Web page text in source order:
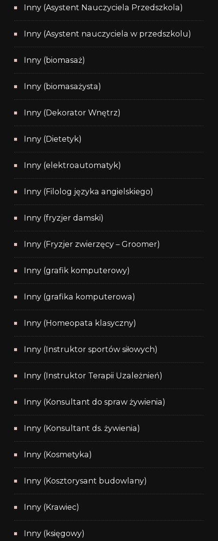
Inny (Asystent Nauczyciela Przedszkola)
Inny (Asystent nauczyciela w przedszkolu)
Inny (biomasaż)
Inny (biomasażysta)
Inny (Dekorator Wnętrz)
Inny (Dietetyk)
Inny (elektroautomatyk)
Inny (Filolog języka angielskiego)
Inny (fryzjer damski)
Inny (Fryzjer zwierzęcy – Groomer)
Inny (grafik komputerowy)
Inny (grafika komputerowa)
Inny (Homeopata klasyczny)
Inny (Instruktor sportów siłowych)
Inny (Instruktor Terapii Uzależnień)
Inny (Konsultant do spraw żywienia)
Inny (Konsultant ds. żywienia)
Inny (Kosmetyka)
Inny (Kosztorysant budowlany)
Inny (Krawiec)
Inny (księgowy)